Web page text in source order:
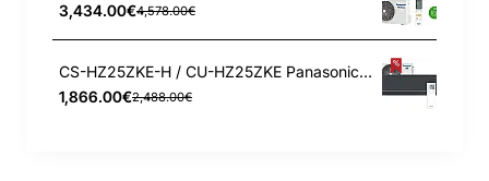
3,434.00€4,578.00€
CS-HZ25ZKE-H / CU-HZ25ZKE Panasonic 2.5/3.2 kW šilumos siurblys
1,866.00€2,488.00€